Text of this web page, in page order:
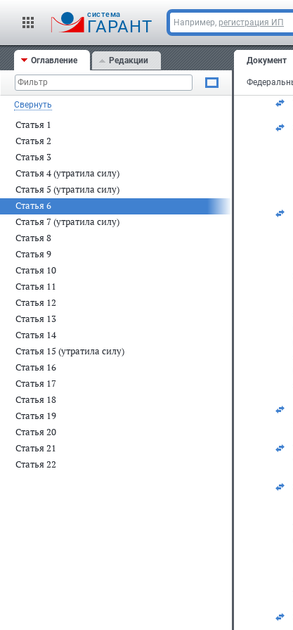
cистема
ГАРАНТ Например, регистрация ИП
Оглавление Редакции
Свернуть
Статья 1
Статья 2
Статья 3
Статья 4 (утратила силу)
Статья 5 (утратила силу)
Статья 6
Статья 7 (утратила силу)
Статья 8
Статья 9
Статья 10
Статья 11
Статья 12
Статья 13
Статья 14
Статья 15 (утратила силу)
Статья 16
Статья 17
Статья 18
Статья 19
Статья 20
Статья 21
Статья 22
Документ